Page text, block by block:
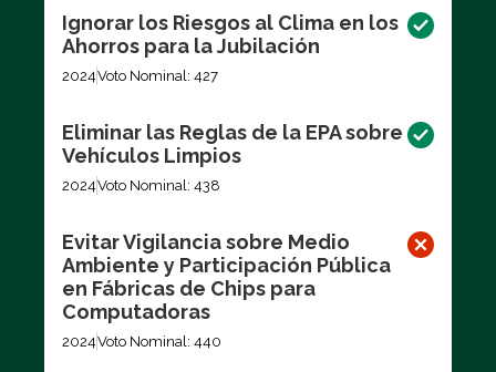
Ignorar los Riesgos al Clima en los
Ahorros para la Jubilación
2024Voto Nominal: 427
Eliminar las Reglas de la EPA sobre
Vehículos Limpios
2024Voto Nominal: 438
Evitar Vigilancia sobre Medio
Ambiente y Participación Pública
en Fábricas de Chips para
Computadoras
2024Voto Nominal: 440